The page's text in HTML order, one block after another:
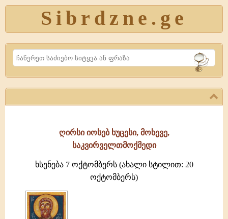
Sibrdzne.ge
Search
ღირსი იოსებ ხუცესი, მოხევე,
საკვირველთმოქმედი
ხსენება 7 ოქტომბერს (ახალი სტილით: 20
ოქტომბერს)